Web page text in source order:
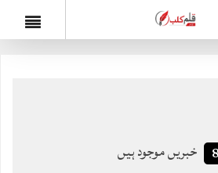
8 خبریں موجود ہیں